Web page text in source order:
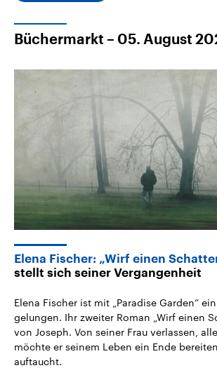
Büchermarkt – 05. August
Elena Fischer: „Wirf einen
stellt sich seiner Vergangenheit
Elena Fischer ist mit „Paradise Garden“
gelungen. Ihr zweiter Roman „Wirf einen
von Joseph. Von seiner Frau verlassen,
möchte er seinem Leben ein Ende
auftaucht.